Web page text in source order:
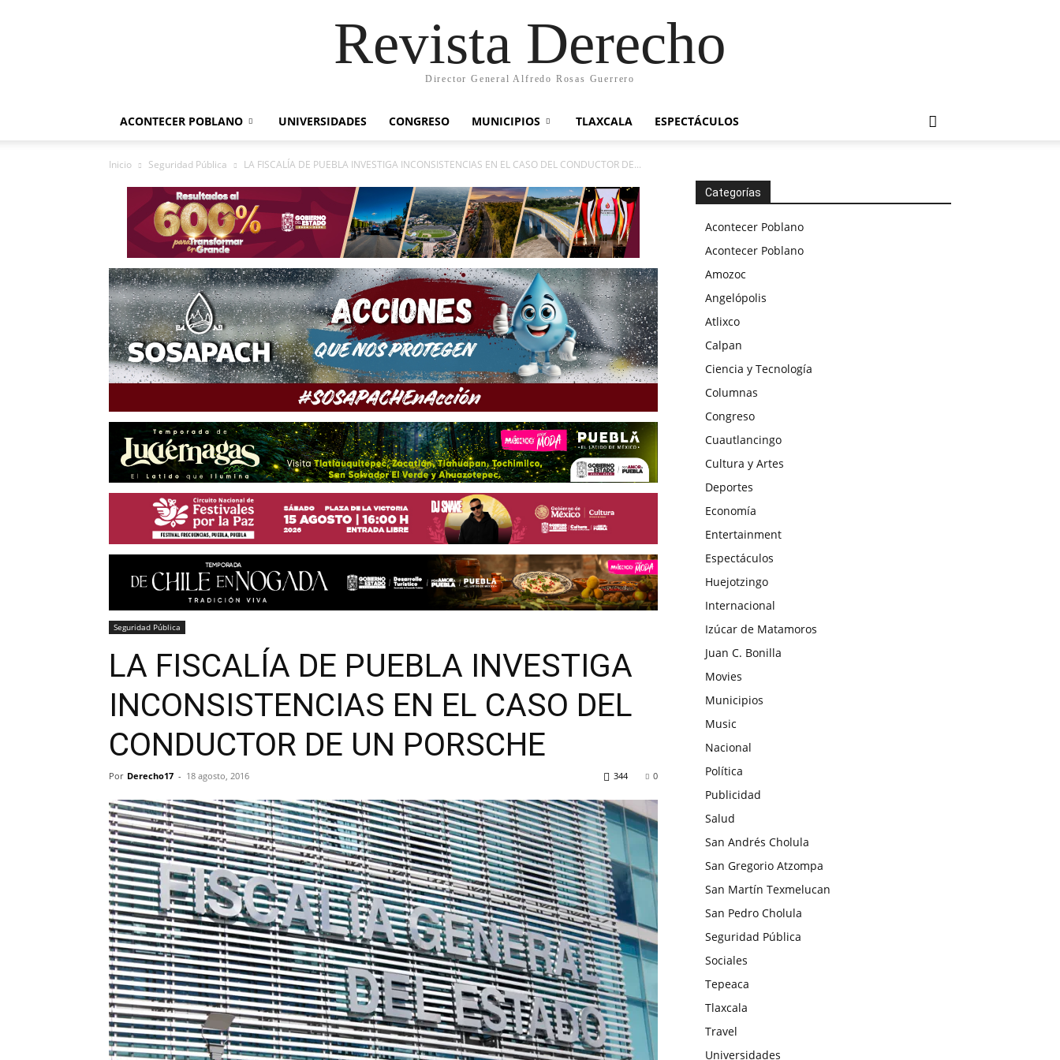
Revista Derecho
Director General Alfredo Rosas Guerrero
ACONTECER POBLANO UNIVERSIDADES CONGRESO MUNICIPIOS TLAXCALA ESPECTÁCULOS
Inicio Seguridad Pública LA FISCALÍA DE PUEBLA INVESTIGA INCONSISTENCIAS EN EL CASO DEL CONDUCTOR DE...
Seguridad Pública
LA FISCALÍA DE PUEBLA INVESTIGA
INCONSISTENCIAS EN EL CASO DEL
CONDUCTOR DE UN PORSCHE
Por Derecho17 - 18 agosto, 2016 0
344
Categorías
Acontecer Poblano
Acontecer Poblano
Amozoc
Angelópolis
Atlixco
Calpan
Ciencia y Tecnología
Columnas
Congreso
Cuautlancingo
Cultura y Artes
Deportes
Economía
Entertainment
Espectáculos
Huejotzingo
Internacional
Izúcar de Matamoros
Juan C. Bonilla
Movies
Municipios
Music
Nacional
Política
Publicidad
Salud
San Andrés Cholula
San Gregorio Atzompa
San Martín Texmelucan
San Pedro Cholula
Seguridad Pública
Sociales
Tepeaca
Tlaxcala
Travel
Universidades